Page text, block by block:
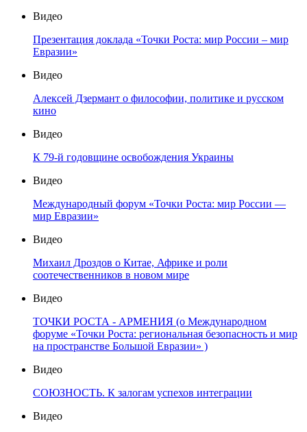
Видео
Презентация доклада «Точки Роста: мир России – мир
Евразии»
Видео
Алексей Дзермант о философии, политике и русском
кино
Видео
К 79-й годовщине освобождения Украины
Видео
Международный форум «Точки Роста: мир России —
мир Евразии»
Видео
Михаил Дроздов о Китае, Африке и роли
соотечественников в новом мире
Видео
ТОЧКИ РОСТА - АРМЕНИЯ (о Международном
форуме «Точки Роста: региональная безопасность и мир
на пространстве Большой Евразии» )
Видео
СОЮЗНОСТЬ. К залогам успехов интеграции
Видео